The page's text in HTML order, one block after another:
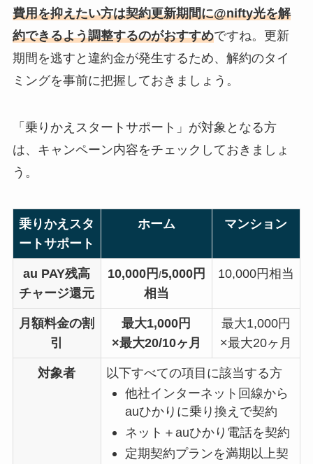
費用を抑えたい方は契約更新期間に@nifty光を解
約できるよう調整するのがおすすめですね。更新
期間を逃すと違約金が発生するため、解約のタイ
ミングを事前に把握しておきましょう。
「乗りかえスタートサポート」が対象となる方
は、キャンペーン内容をチェックしておきましょ
う。
乗りかえスタ
ートサポート
ホーム マンション
au PAY残高
チャージ還元
10,000円/5,000円
相当
10,000円相当
月額料金の割
引
最大1,000円
×最大20/10ヶ月
最大1,000円
×最大20ヶ月
対象者
以下すべての項目に該当する方
他社インターネット回線から
auひかりに乗り換えで契約
ネット＋auひかり電話を契約
定期契約プランを満期以上契